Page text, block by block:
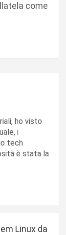
come
ho visto
i
tech
è stata la
Linux da